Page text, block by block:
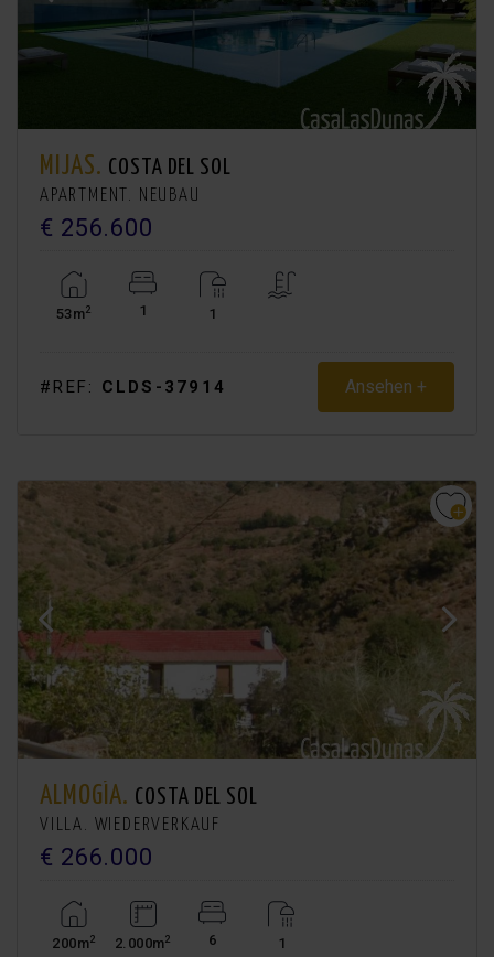
MIJAS. COSTA DEL SOL
APARTMENT. NEUBAU
€ 256.600
53m2 1 1
#REF: CLDS-37914 Ansehen +
ALMOGÍA. COSTA DEL SOL
VILLA. WIEDERVERKAUF
€ 266.000
200m2 2.000m2 6 1